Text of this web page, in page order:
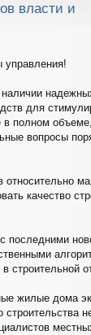
власти и
управления!
для
в полном
вопросы
качество
строительной
жилые дома